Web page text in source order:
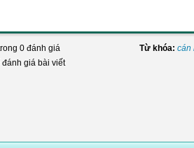
0 đánh giá
đánh giá bài viết
Từ khóa: cán